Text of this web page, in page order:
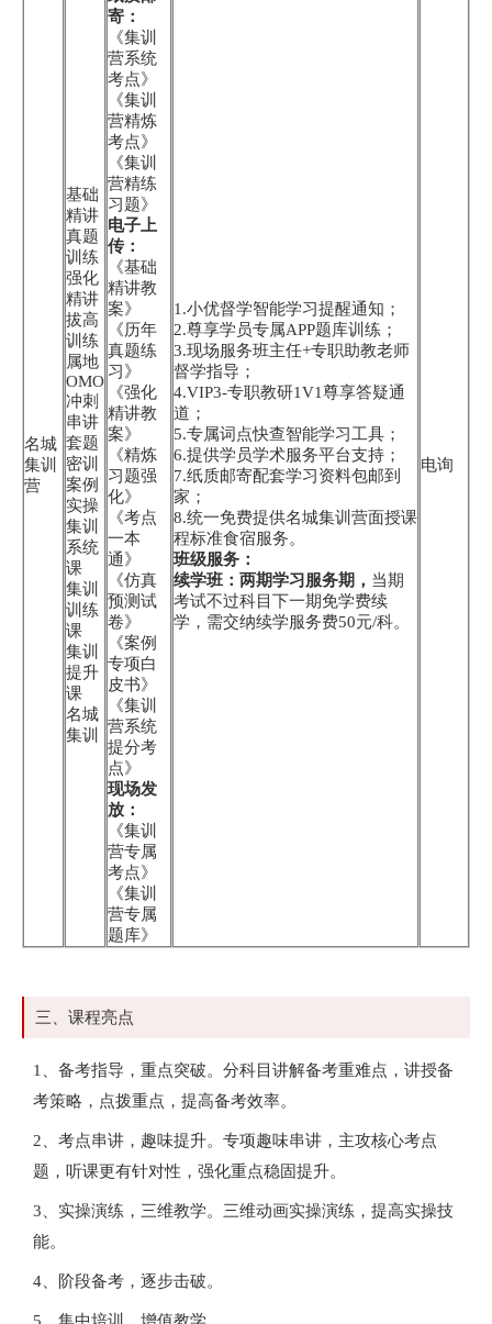
名城
集训
营
基础
精讲
真题
训练
强化
精讲
拔高
训练
属地
OMO
冲刺
串讲
套题
密训
案例
实操
集训
系统
课
集训
训练
课
集训
提升
课
名城
集训
寄：
《集训
营系统
考点》
《集训
营精炼
考点》
《集训
营精练
习题》
电子上
传：
《基础
精讲教
案》
《历年
真题练
习》
《强化
精讲教
案》
《精炼
习题强
化》
《考点
一本
通》
《仿真
预测试
卷》
《案例
专项白
皮书》
《集训
营系统
提分考
点》
现场发
放：
《集训
营专属
考点》
《集训
营专属
题库》
1.小优督学智能学习提醒通知；
2.尊享学员专属APP题库训练；
3.现场服务班主任+专职助教老师
督学指导；
4.VIP3-专职教研1V1尊享答疑通
道；
5.专属词点快查智能学习工具；
6.提供学员学术服务平台支持；
7.纸质邮寄配套学习资料包邮到
家；
8.统一免费提供名城集训营面授课
程标准食宿服务。
班级服务：
续学班：两期学习服务期， 当期
考试不过科目下一期免学费续
学，需交纳续学服务费50元/科。
电询
三、课程亮点
1、备考指导，重点突破。分科目讲解备考重难点，讲授备
考策略，点拨重点，提高备考效率。
2、考点串讲，趣味提升。专项趣味串讲，主攻核心考点
题，听课更有针对性，强化重点稳固提升。
3、实操演练，三维教学。三维动画实操演练，提高实操技
能。
4、阶段备考，逐步击破。
5、集中培训，增值教学